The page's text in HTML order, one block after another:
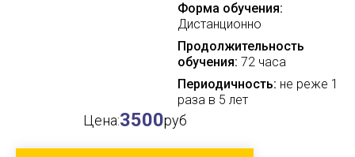
Форма обучения:
Дистанционно
Продолжительность
обучения: 72 часа
Периодичность: не реже 1
раза в 5 лет
Цена:3500руб